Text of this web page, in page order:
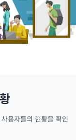
용자들의 현황을 확인